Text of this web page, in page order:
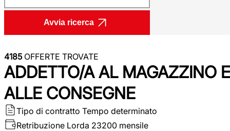
Avvia ricerca
4185OFFERTE TROVATE
ADDETTO/A AL MAGAZZINO E
ALLE CONSEGNE
Tipo di contratto Tempo determinato
Retribuzione Lorda 23200 mensile